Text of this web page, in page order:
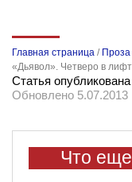
Главная страница / Проза
«Дьявол». Четверо в
Статья
Обновлено 5.07.2013
Что